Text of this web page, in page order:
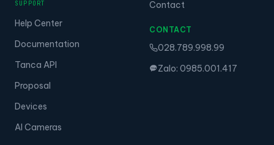
SUPPORT
Help Center
Documentation
Tanca API
Proposal
Devices
AI Cameras
Contact
CONTACT
028.789.998.99
Zalo: 0985.001.417